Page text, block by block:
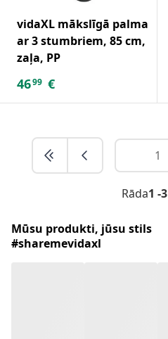
vidaXL mākslīgā palma
ar 3 stumbriem, 85 cm,
zaļa, PP
4699 €
Rāda1 -3
Mūsu produkti, jūsu stils
#sharemevidaxl